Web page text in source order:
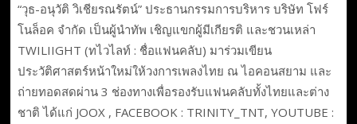
“วุธ-อนุวัติ วิเชียรณรัตน์” ประธานกรรมการบริหาร บริษัท โฟร์
โนล็อค จำกัด เป็นผู้นำทัพ เชิญแขกผู้มีเกียรติ และชวนเหล่า
TWILIIGHT (ทไวไลท์ : ชื่อแฟนคลับ) มาร่วมเขียน
ประวัติศาสตร์หน้าใหม่ให้วงการเพลงไทย ณ ไอคอนสยาม และ
ถ่ายทอดสดผ่าน 3 ช่องทางเพื่อรองรับแฟนคลับทั้งไทยและต่าง
ชาติ ได้แก่ JOOX , FACEBOOK : TRINITY_TNT, YOUTUBE :